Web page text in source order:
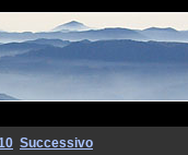
Successivo